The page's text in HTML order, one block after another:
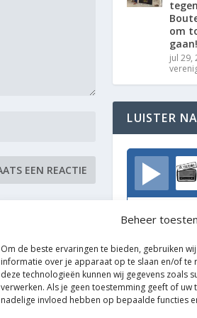
Beheer
Om de beste ervaringen te bieden, gebruiken
informatie over je apparaat op te slaan en/of te
deze technologieën kunnen wij gegevens zoals
verwerken. Als je geen toestemming geeft of
nadelige invloed hebben op bepaalde functies
om
jul 29,
LUISTER